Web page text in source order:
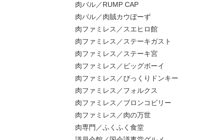
肉バル／RUMP CAP
肉バル／肉賊カウぼーず
肉ファミレス／スエヒロ館
肉ファミレス／ステーキガスト
肉ファミレス／ステーキ宮
肉ファミレス／ビッグボーイ
肉ファミレス／びっくりドンキー
肉ファミレス／フォルクス
肉ファミレス／ブロンコビリー
肉ファミレス／肉の万世
肉専門／ふくふく食堂